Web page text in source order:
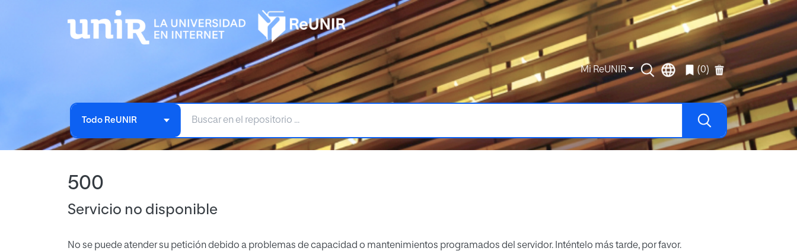
Mi ReUNIR (0)
Todo ReUNIR
500
Servicio no disponible
No se puede atender su petición debido a problemas de capacidad o mantenimientos programados del servidor. Inténtelo más tarde, por favor.